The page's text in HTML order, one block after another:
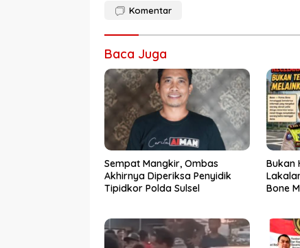
Komentar
Baca Juga
Sempat Mangkir, Ombas
Akhirnya Diperiksa Penyidik
Tipidkor Polda Sulsel
Bukan
Bone